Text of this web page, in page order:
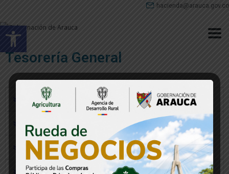
Abrir barra de herramientas
hacienda@arauca.gov.co
Tesorería General
Propósito
Directorio​
Procedimientos​
Información Relevante del Área